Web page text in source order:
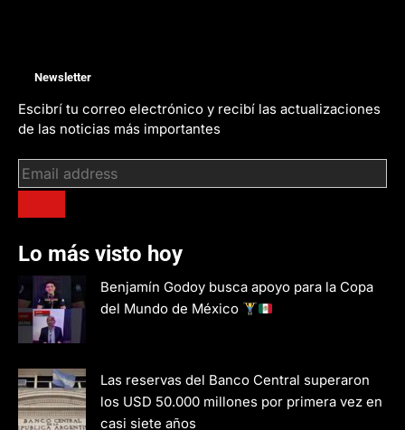
Newsletter
Escibrí tu correo electrónico y recibí las actualizaciones
de las noticias más importantes
Lo más visto hoy
Benjamín Godoy busca apoyo para la Copa
del Mundo de México
Las reservas del Banco Central superaron
los USD 50.000 millones por primera vez en
casi siete años